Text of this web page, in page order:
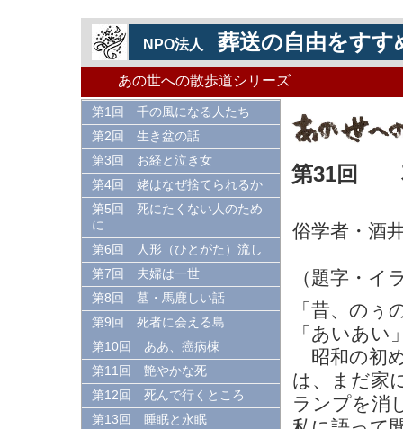
NPO法人 葬送の自由をすす
あの世への散歩道シリーズ
第1回 千の風になる人たち
第2回 生き盆の話
第3回 お経と泣き女
第4回 姥はなぜ捨てられるか
第5回 死にたくない人のため
に
第6回 人形（ひとがた）流し
第7回 夫婦は一世
第8回 墓・馬鹿しい話
第9回 死者に会える島
第10回 ああ、癌病棟
第11回 艶やかな死
第12回 死んで行くところ
第13回 睡眠と永眠
第31回
俗学者・酒
（題字・イ
「昔、のぅ
「あいあい
昭和の初
は、まだ家
ランプを消